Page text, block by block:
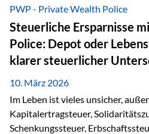
Stunden pro Jahr für vertrieblich
Versicherungsbranche. Über die
von „gut beraten“ können
zentral erfasst und dokumentiert
zertifiziert Als zertifizierter
Webinare nun für die…
PWP - Private Wealth Police
Steuerliche Ersparnisse
Police: Depot oder
klarer steuerlicher
10. März 2026
Im Leben ist vieles unsicher,
Kapitalertragsteuer,
Schenkungssteuer,